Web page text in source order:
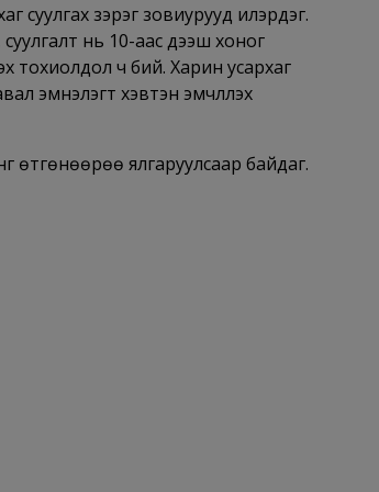
суулгах зэрэг зовиурууд илэрдэг.
нь 10-аас дээш хоног
тохиолдол ч бий. Харин усархаг
эмнэлэгт хэвтэн эмчлүүлэх
өтгөнөөрөө ялгаруулсаар байдаг.